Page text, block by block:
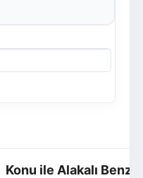
Konu ile Alakalı